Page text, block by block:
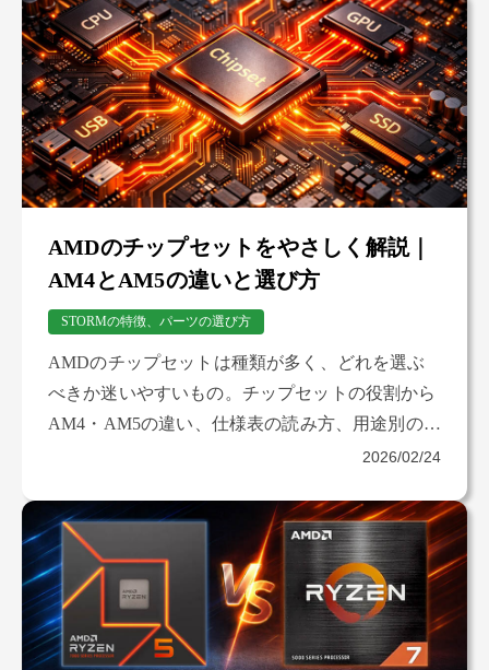
AMDのチップセットをやさしく解説｜
AM4とAM5の違いと選び方
STORMの特徴、パーツの選び方
AMDのチップセットは種類が多く、どれを選ぶ
べきか迷いやすいもの。チップセットの役割から
AM4・AM5の違い、仕様表の読み方、用途別の選
び方まで幅広く解説。購入前に自分に合った構成
ています。
2026/02/24